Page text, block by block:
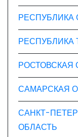
РЕСПУБЛИКА
РОСТОВСКАЯ
САМАРСКАЯ
САНКТ-
ОБЛАСТЬ